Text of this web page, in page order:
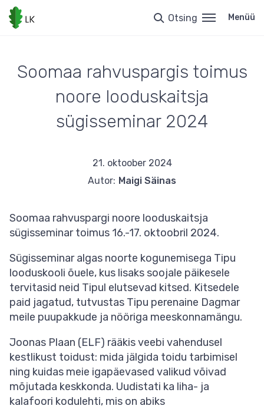
Liigu
edasi
põhisisu
Otsing Menüü
Soomaa rahvuspargis toimus
noore looduskaitsja
sügisseminar 2024
21. oktoober 2024
Autor: Maigi Säinas
Soomaa rahvuspargi noore looduskaitsja
sügisseminar toimus 16.-17. oktoobril 2024.
Sügisseminar algas noorte kogunemisega Tipu
looduskooli õuele, kus lisaks soojale päikesele
tervitasid neid Tipul elutsevad kitsed. Kitsedele
paid jagatud, tutvustas Tipu perenaine Dagmar
meile puupakkude ja nööriga meeskonnamängu.
Joonas Plaan (ELF) rääkis veebi vahendusel
kestlikust toidust: mida jälgida toidu tarbimisel
ning kuidas meie igapäevased valikud võivad
mõjutada keskkonda. Uudistati ka liha- ja
kalafoori kodulehti, mis on abiks